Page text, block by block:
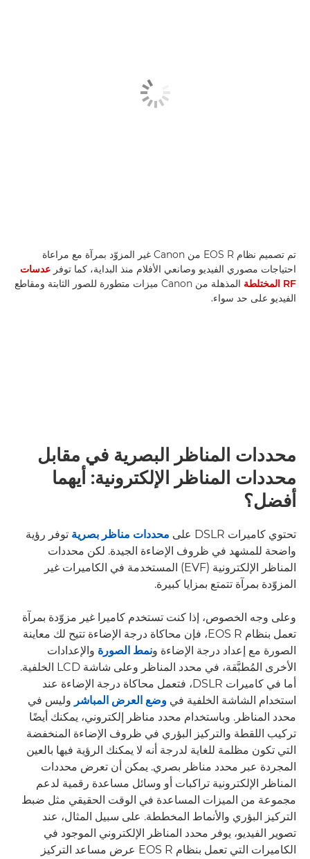
تم تصميم نظام EOS R من Canon غير المزوّد بمرآة مع مراعاة
احتياجات مصوري الفيديو وصانعي الأفلام منذ البداية، كما توفر عدسات
RF المختلطة
المذهلة من Canon ميزات متطورة للصور الثابتة ومقاطع
الفيديو على حد سواء.
محددات المناظر البصرية في مقابل
محددات المناظر الإلكترونية: أيهما
أفضل؟
تحتوي كاميرات DSLR على محددات مناظر بصرية توفر رؤية
واضحة للمشهد في ظروف الإضاءة الجيدة. لكن محددات
المناظر الإلكترونية (EVF) المستخدمة في الكاميرات غير
المزوّدة بمرآة تتمتع بمزايا كبيرة.
وعلى وجه الخصوص، إذا كنت تستخدم كاميرا غير مزوّدة بمرآة
تعمل بنظام EOS R، فإن محاكاة درجة الإضاءة تتيح لك معاينة
الصورة مع إعداد درجة الإضاءة ونمط الصورة والإعدادات
الأخرى المُطبَّقة، في محدد المناظر وعلى شاشة LCD الخلفية.
أما في كاميرات DSLR، فتعمل محاكاة درجة الإضاءة عند
استخدام الشاشة الخلفية في وضع العرض المباشر وليس في
محدد المناظر. وباستخدام محدد مناظر إلكتروني، يمكنك أيضًا
تركيب اللقطة والتركيز البؤري في ظروف الإضاءة المنخفضة
التي تكون مظلمة للغاية لدرجة أنه لا يمكنك الرؤية فيها بالعين
المجردة عبر محدد مناظر بصري. يمكن أن تعرض محددات
المناظر الإلكترونية تراكبات أو وسائل مساعدة رقمية لدعم
مجموعة من الميزات المساعدة في الوقت الحقيقي مثل ضبط
التركيز البؤري والأنماط المخططة. على سبيل المثال، عند
تصوير الفيديو، يوفر محدد المناظر الإلكتروني الموجود في
الكاميرات التي تعمل بنظام EOS R عرض مساعد التركيز